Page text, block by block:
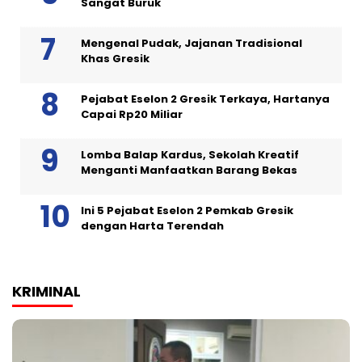
Mengenal Pudak, Jajanan Tradisional
Khas Gresik
Pejabat Eselon 2 Gresik Terkaya, Hartanya
Capai Rp20 Miliar
Lomba Balap Kardus, Sekolah Kreatif
Menganti Manfaatkan Barang Bekas
Ini 5 Pejabat Eselon 2 Pemkab Gresik
dengan Harta Terendah
KRIMINAL